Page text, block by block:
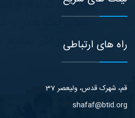
راه های ارتباطی
قم، شهرک قدس، ولیعصر 37
shafaf@btid.org